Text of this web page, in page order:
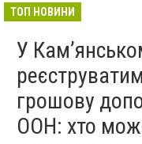
ТОП НОВИНИ
У
грошову
ООН: хто